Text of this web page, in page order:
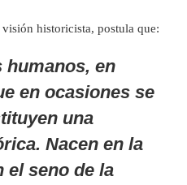
historicista, postula que:
humanos, en
en ocasiones se
una
Nacen en la
el seno de la